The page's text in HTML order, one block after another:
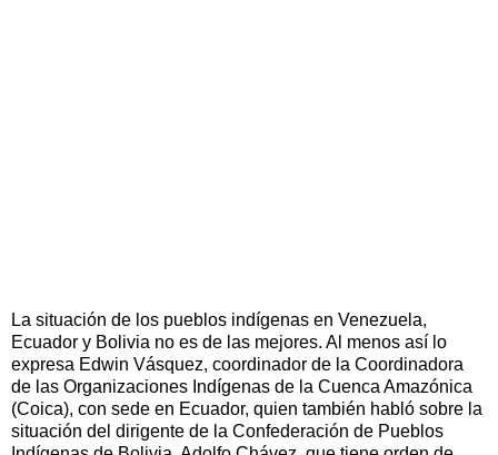
La situación de los pueblos indígenas en Venezuela,
Ecuador y Bolivia no es de las mejores. Al menos así lo
expresa Edwin Vásquez, coordinador de la Coordinadora
de las Organizaciones Indígenas de la Cuenca Amazónica
(Coica), con sede en Ecuador, quien también habló sobre la
situación del dirigente de la Confederación de Pueblos